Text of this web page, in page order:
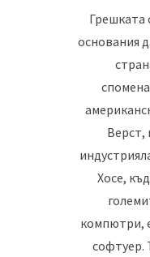
Грешката
основания
Верст,
Хосе,
компютри,
софтуер.